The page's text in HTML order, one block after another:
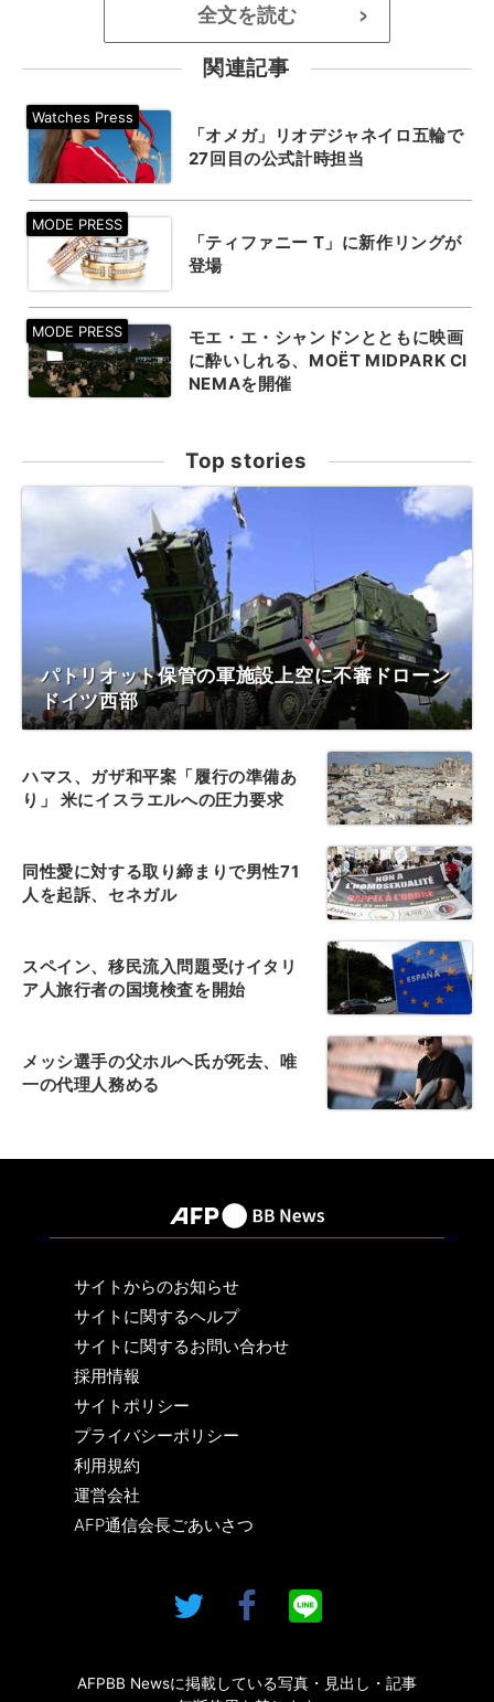
全文を読む >
関連記事
「オメガ」リオデジャネイロ五輪で
27回目の公式計時担当
「ティファニー T」に新作リングが
登場
モエ・エ・シャンドンとともに映画
に酔いしれる、MOËT MIDPARK CI
NEMAを開催
Top stories
パトリオット保管の軍施設上空に不審ドローン
ドイツ西部
ハマス、ガザ和平案「履行の準備あ
り」 米にイスラエルへの圧力要求
同性愛に対する取り締まりで男性71
人を起訴、セネガル
スペイン、移民流入問題受けイタリ
ア人旅行者の国境検査を開始
メッシ選手の父ホルヘ氏が死去、唯
一の代理人務める
サイトからのお知らせ
サイトに関するヘルプ
サイトに関するお問い合わせ
採用情報
サイトポリシー
プライバシーポリシー
利用規約
運営会社
AFP通信会長ごあいさつ
AFPBB Newsに掲載している写真・見出し・記事